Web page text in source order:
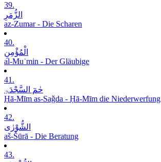
39.
الزُّمَرِ
az-Zumar - Die Scharen
40.
الْمُؤْمِنِ
al-Muʾmin - Der Gläubige
41.
حٰمٓ السَّجْدَۃِ
Ḥā-Mīm as-Saǧda - Ḥā-Mīm die Niederwerfung
42.
الشُّوْرٰی
aš-Šūrā - Die Beratung
43.